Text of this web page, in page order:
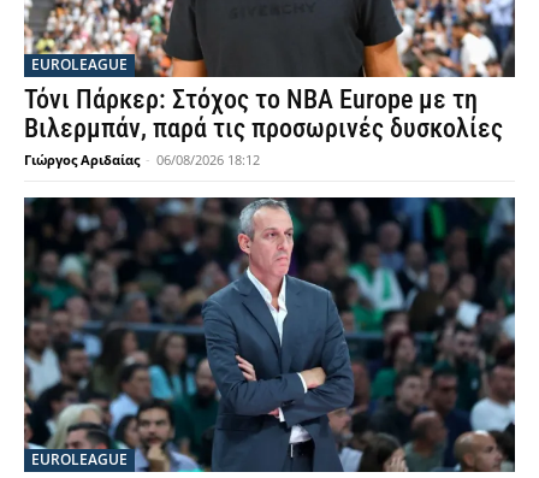
EUROLEAGUE
Τόνι Πάρκερ: Στόχος το NBA Europe με τη
Βιλερμπάν, παρά τις προσωρινές δυσκολίες
Γιώργος Αριδαίας - 06/08/2026 18:12
EUROLEAGUE